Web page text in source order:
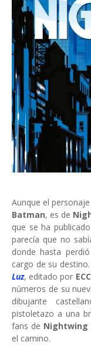
Aunque el
Batman, es de
que se ha
parecía que no
donde hasta
cargo de su
Luz, editado por
números de su
dibujante
pistoletazo a una
fans de Nightwing
el camino.